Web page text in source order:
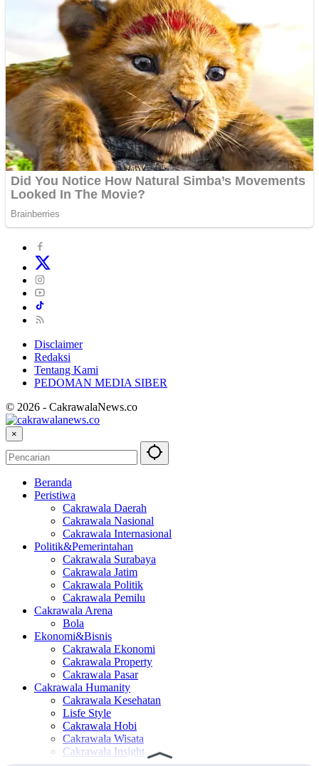
Disclaimer
Redaksi
Tentang Kami
PEDOMAN MEDIA SIBER
© 2026 - CakrawalaNews.co
×
Beranda
Peristiwa
Cakrawala Daerah
Cakrawala Nasional
Cakrawala Internasional
Politik&Pemerintahan
Cakrawala Surabaya
Cakrawala Jatim
Cakrawala Politik
Cakrawala Pemilu
Cakrawala Arena
Bola
Ekonomi&Bisnis
Cakrawala Ekonomi
Cakrawala Property
Cakrawala Pasar
Cakrawala Humanity
Cakrawala Kesehatan
Lisfe Style
Cakrawala Hobi
Cakrawala Wisata
Cakrawala Insight